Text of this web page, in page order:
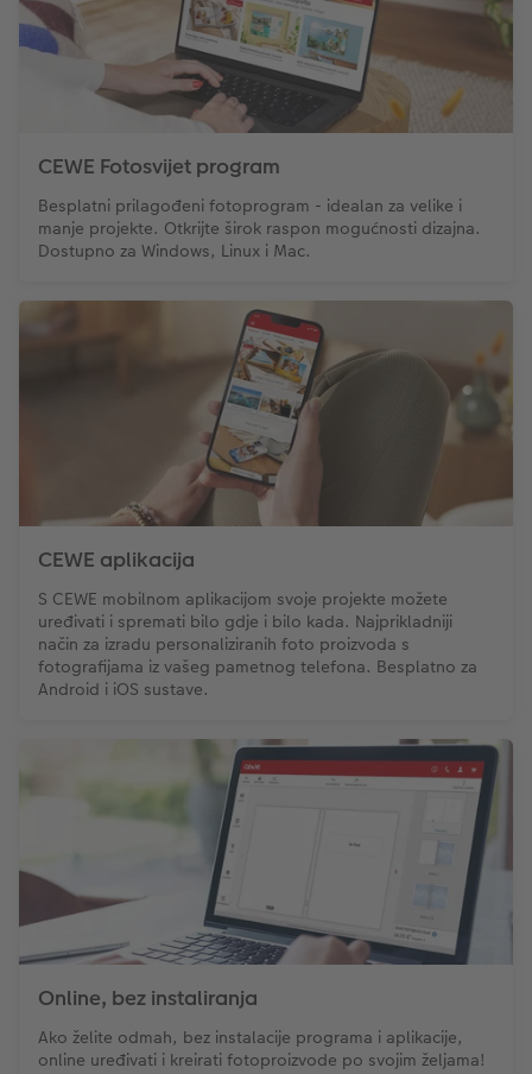
Trenutna izrada naljepnica
Dodaci
Foto vrpca
XXL Retro fotografija
CEWE Fotosvijet program
Besplatni prilagođeni fotoprogram - idealan za velike i
manje projekte. Otkrijte širok raspon mogućnosti dizajna.
Dostupno za Windows, Linux i Mac.
CEWE aplikacija
S CEWE mobilnom aplikacijom svoje projekte možete
uređivati ​​i spremati bilo gdje i bilo kada. Najprikladniji
način za izradu personaliziranih foto proizvoda s
fotografijama iz vašeg pametnog telefona. Besplatno za
Android i iOS sustave.
Online, bez instaliranja
Ako želite odmah, bez instalacije programa i aplikacije,
online uređivati i kreirati fotoproizvode po svojim željama!